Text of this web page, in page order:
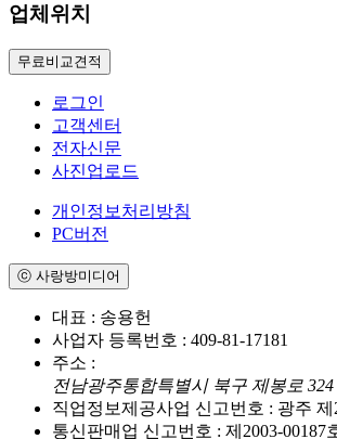
업체위치
무료비교견적
로그인
고객센터
전자신문
사진업로드
개인정보처리방침
PC버전
ⓒ 사랑방미디어
대표 : 송용헌
사업자 등록번호 : 409-81-17181
주소 :
전남광주통합특별시 북구 제봉로 324
직업정보제공사업 신고번호 : 광주 제
통신판매업 신고번호 : 제2003-00187